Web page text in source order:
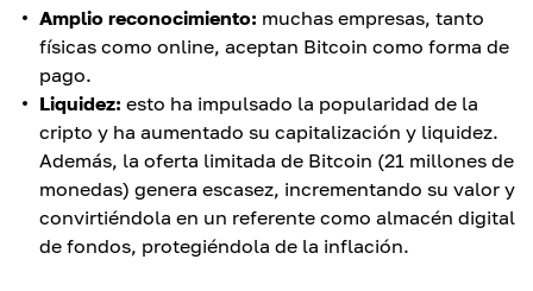
Amplio reconocimiento: muchas empresas, tanto
físicas como online, aceptan Bitcoin como forma de
pago.
Liquidez: esto ha impulsado la popularidad de la
cripto y ha aumentado su capitalización y liquidez.
Además, la oferta limitada de Bitcoin (21 millones de
monedas) genera escasez, incrementando su valor y
convirtiéndola en un referente como almacén digital
de fondos, protegiéndola de la inflación.